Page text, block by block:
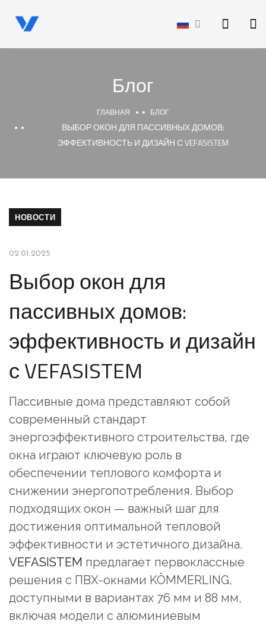
Блог
ГЛАВНАЯ БЛОГ
ВЫБОР ОКОН ДЛЯ ПАССИВНЫХ ДОМОВ:
ЭФФЕКТИВНОСТЬ И ДИЗАЙН С VEFASISTEM
НОВОСТИ
02.01.2025
Выбор окон для
пассивных домов:
эффективность и дизайн
с VEFASISTEM
Пассивные дома представляют собой
современный стандарт
энергоэффективного строительства, где
окна играют ключевую роль в
обеспечении теплового комфорта и
снижении энергопотребления. Выбор
подходящих окон — важный шаг для
достижения оптимальной тепловой
эффективности и эстетичного дизайна.
VEFASISTEM предлагает первоклассные
решения с ПВХ-окнами KÖMMERLING,
доступными в вариантах 76 мм и 88 мм,
включая модели с алюминиевым